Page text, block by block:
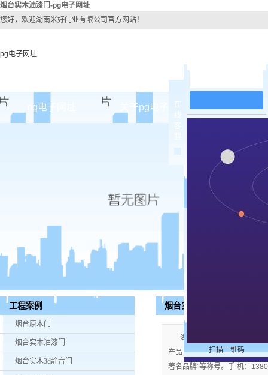
烟台实木油漆门-pg电子网址
您好，欢迎湖南米好门业有限公司官方网站！
pg电子网址
pg电子网址 关于pg电子网址
公司团队
pg电子网址
烟台实木
烟台实木
烟台烤
烟台实木
工程案例
烟台原木门
烟台实木油漆门
烟台实木3d静音门
烟台实木油漆门
湖南米好门业有限公司公
产品；企业视产品质量为生命
著名品牌”等称号。手 机：
在
扫描二维码